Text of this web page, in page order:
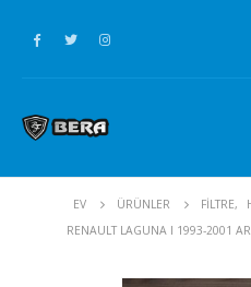
EV ÜRÜNLER FİLTRE,
RENAULT LAGUNA I 1993-2001